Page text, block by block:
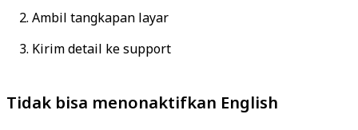
Ambil tangkapan layar
Kirim detail ke support
Tidak bisa menonaktifkan English